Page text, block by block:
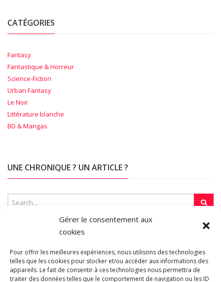
Gérer le consentement aux
cookies
Pour offrir les meilleures expériences, nous utilisons des technologies
telles que les cookies pour stocker et/ou accéder aux informations des
appareils. Le fait de consentir à ces technologies nous permettra de
traiter des données telles que le comportement de navigation ou les ID
CATÉGORIES
Fantasy
Fantastique & Horreur
Science-Fiction
Urban Fantasy
Le Noir
Littérature blanche
BD & Mangas
UNE CHRONIQUE ? UN ARTICLE ?
SUR LA TOILE…
Blogroll